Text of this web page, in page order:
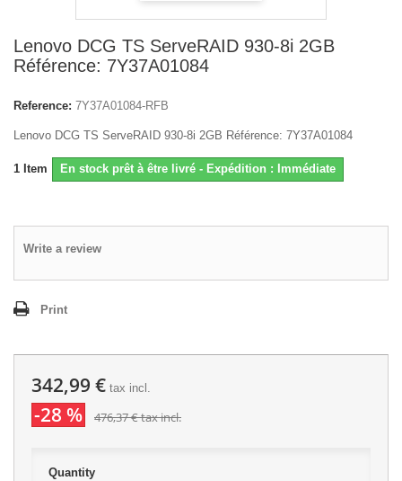
Lenovo DCG TS ServeRAID 930-8i 2GB
Référence: 7Y37A01084
Reference: 7Y37A01084-RFB
Lenovo DCG TS ServeRAID 930-8i 2GB Référence: 7Y37A01084
1 Item En stock prêt à être livré - Expédition : Immédiate
Write a review
Print
342,99 € tax incl.
-28 % 476,37 €tax incl.
Quantity